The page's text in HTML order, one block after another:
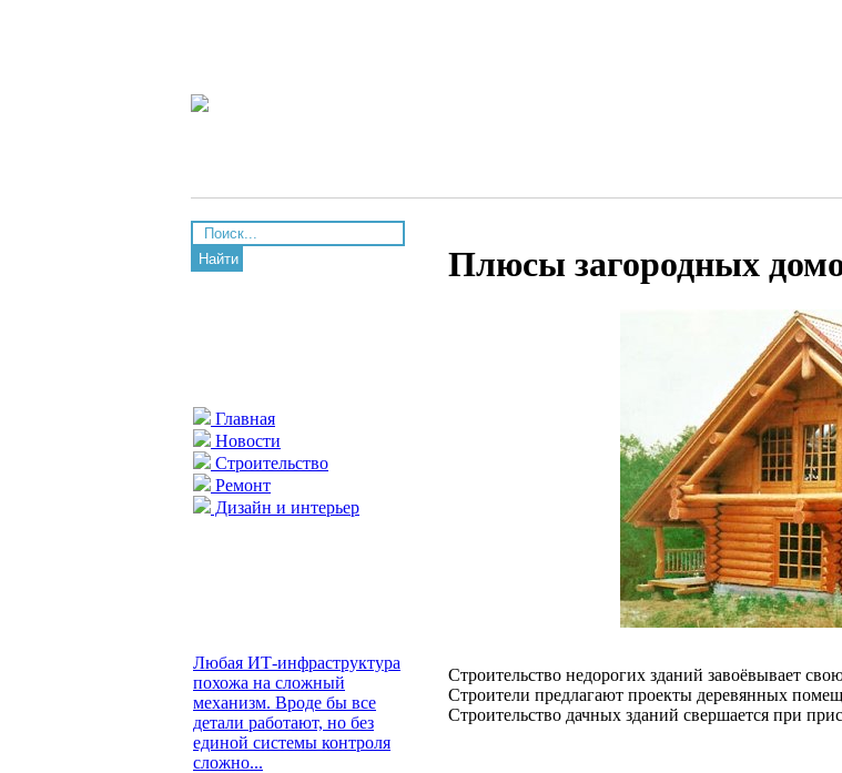
Найти
Главная
Новости
Строительство
Ремонт
Дизайн и интерьер
Любая ИТ-инфраструктура
похожа на сложный
механизм. Вроде бы все
детали работают, но без
единой системы контроля
сложно...
Плюсы загородных
Строительство недорогих зданий завоёвывает
Строители предлагают проекты деревянных
Строительство дачных зданий свершается при